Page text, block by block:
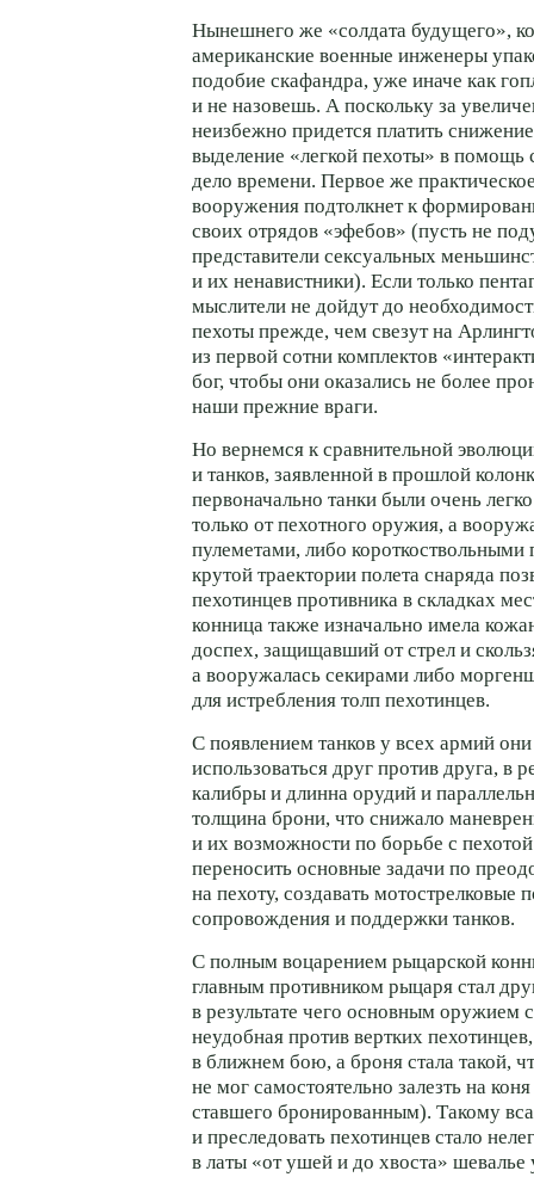
Нынешнего же «солдата будущего»,
американские военные инженеры
подобие скафандра, уже иначе как
и не назовешь. А поскольку за
неизбежно придется платить
выделение «легкой пехоты» в
дело времени. Первое же
вооружения подтолкнет к
своих отрядов «эфебов» (пусть не
представители сексуальных
и их ненавистники). Если только
мыслители не дойдут до
пехоты прежде, чем свезут на
из первой сотни комплектов
бог, чтобы они оказались не более
наши прежние враги.
Но вернемся к сравнительной
и танков, заявленной в прошлой
первоначально танки были очень
только от пехотного оружия, а
пулеметами, либо
крутой траектории полета снаряда
пехотинцев противника в складках
конница также изначально имела
доспех, защищавший от стрел и
а вооружалась секирами либо
для истребления толп пехотинцев.
С появлением танков у всех армий
использоваться друг против друга, в
калибры и длинна орудий и
толщина брони, что снижало
и их возможности по борьбе с
переносить основные задачи по
на пехоту, создавать мотострелковые
сопровождения и поддержки танков.
С полным воцарением рыцарской
главным противником рыцаря стал
в результате чего основным оружием
неудобная против вертких
в ближнем бою, а броня стала такой,
не мог самостоятельно залезть на
ставшего бронированным). Такому
и преследовать пехотинцев стало
в латы «от ушей и до хвоста»